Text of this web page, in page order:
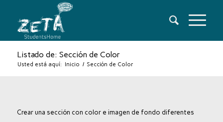
Listado de: Sección de Color
Usted está aquí: Inicio / Sección de Color
Crear una sección con color e imagen de fondo diferentes